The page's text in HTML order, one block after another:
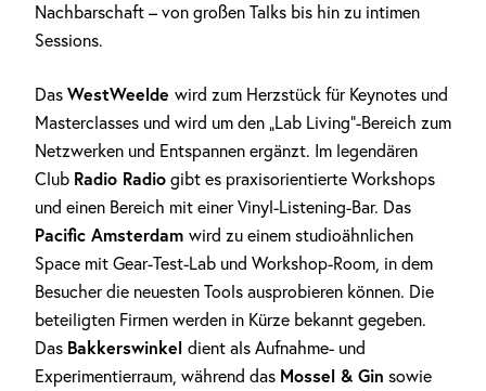
Nachbarschaft – von großen Talks bis hin zu intimen
Sessions.
Das WestWeelde wird zum Herzstück für Keynotes und
Masterclasses und wird um den „Lab Living“-Bereich zum
Netzwerken und Entspannen ergänzt. Im legendären
Club Radio Radio gibt es praxisorientierte Workshops
und einen Bereich mit einer Vinyl-Listening-Bar. Das
Pacific Amsterdam wird zu einem studioähnlichen
Space mit Gear-Test-Lab und Workshop-Room, in dem
Besucher die neuesten Tools ausprobieren können. Die
beteiligten Firmen werden in Kürze bekannt gegeben.
Das Bakkerswinkel dient als Aufnahme- und
Experimentierraum, während das Mossel & Gin sowie